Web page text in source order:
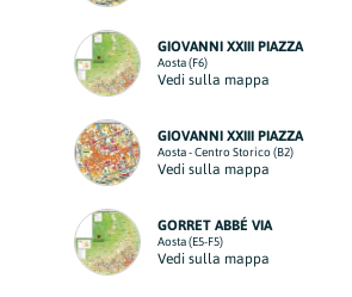
GIOVANNI XXIII PIAZZA
Aosta (F6)
Vedi sulla mappa
GIOVANNI XXIII PIAZZA
Aosta - Centro Storico (B2)
Vedi sulla mappa
GORRET ABBÉ VIA
Aosta (E5-F5)
Vedi sulla mappa